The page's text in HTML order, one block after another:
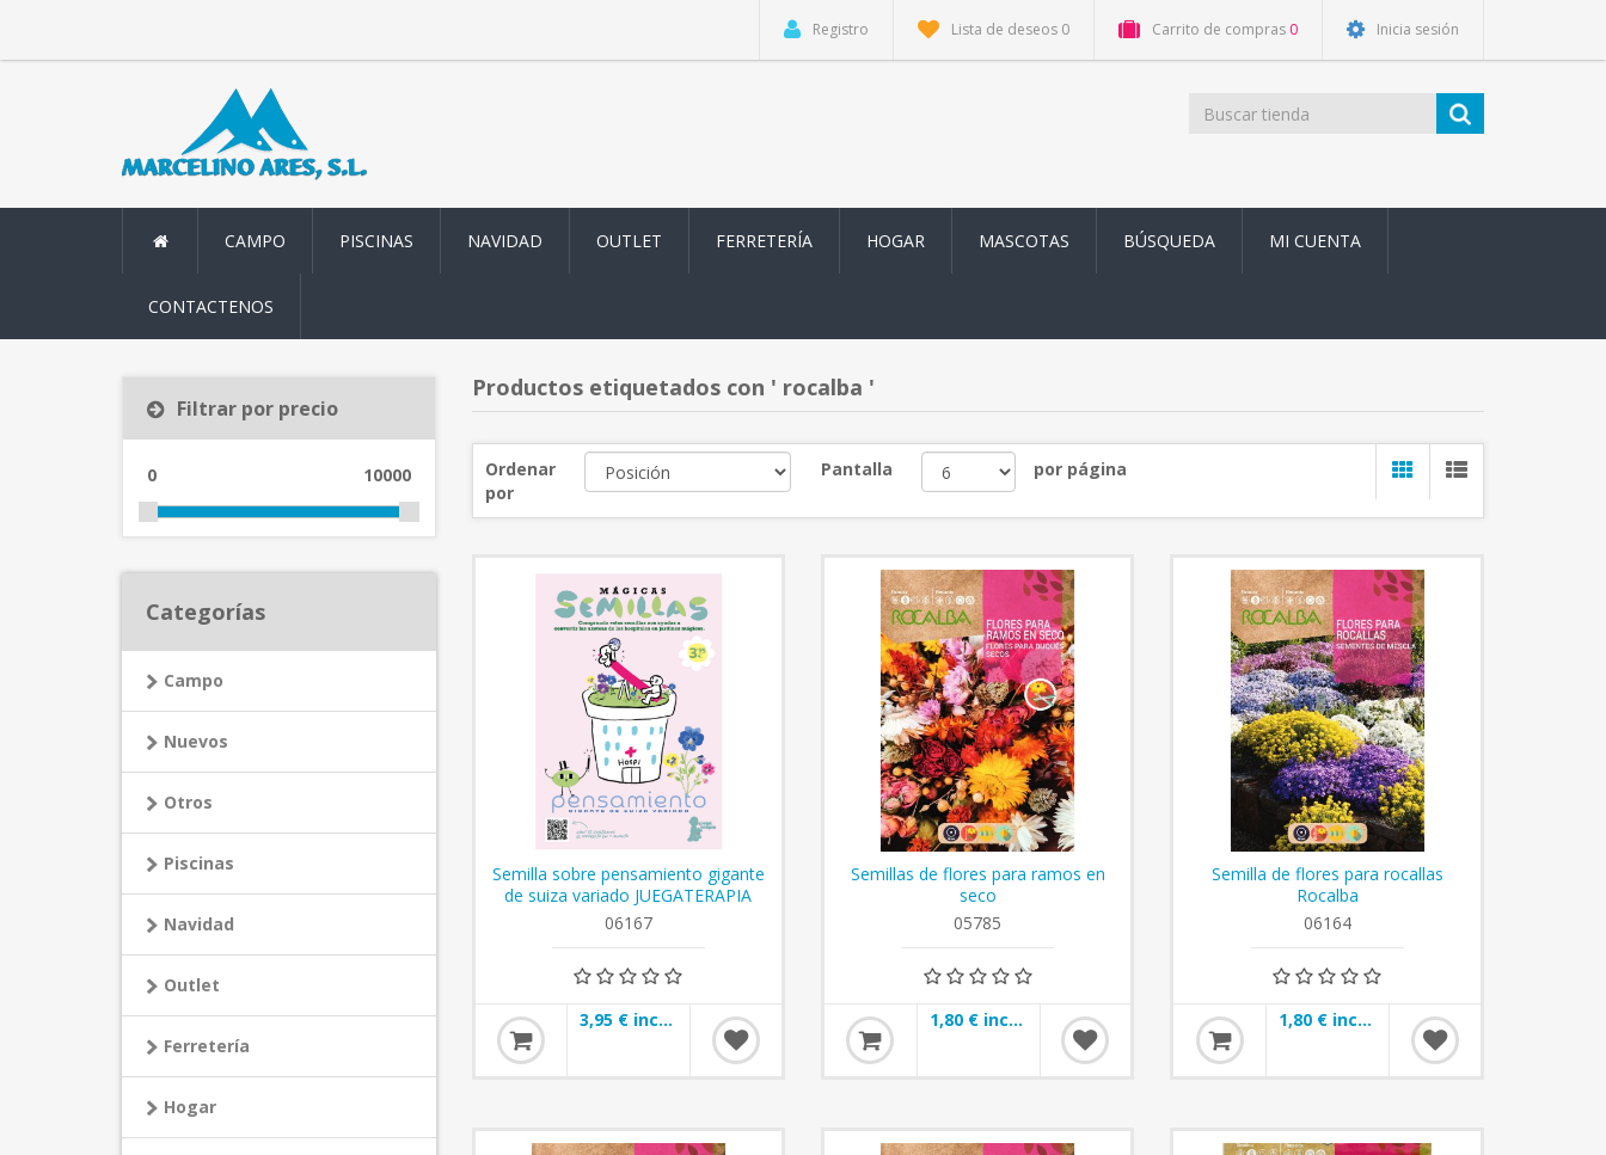
Registro Lista de deseos 0 Carrito de compras 0 Inicia sesión
CAMPO PISCINAS NAVIDAD OUTLET FERRETERÍA HOGAR MASCOTAS BÚSQUEDA MI CUENTA
CONTACTENOS
Productos etiquetados con ' rocalba '
Ordenar
por
Pantalla por página
Semilla sobre pensamiento gigante
de suiza variado JUEGATERAPIA
06167
3,95 € incl impuestos
Semillas de flores para ramos en
seco
05785
1,80 € incl impuestos
Semilla de flores para rocallas
Rocalba
06164
1,80 € incl impuestos
Filtrar por precio
0 10000
Categorías
Campo
Nuevos
Otros
Piscinas
Navidad
Outlet
Ferretería
Hogar